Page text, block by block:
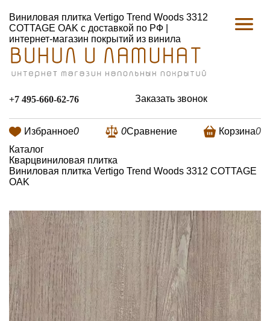
Виниловая плитка Vertigo Trend Woods 3312
COTTAGE OAK с доставкой по РФ |
интернет-магазин покрытий из винила
+7 495-660-62-76 Заказать звонок
Избранное0 0Сравнение Корзина0
Каталог
Кварцвиниловая плитка
Виниловая плитка Vertigo Trend Woods 3312 COTTAGE
OAK